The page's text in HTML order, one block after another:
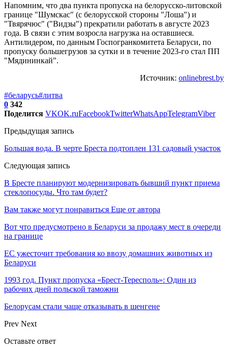
Напомним, что два пункта пропуска на белорусско-литовской
границе "Шумскас" (с белорусской стороны "Лоша") и
"Твярячюс" ("Видзы") прекратили работать в августе 2023
года. В связи с этим возросла нагрузка на оставшиеся.
Антилидером, по данным Госпогранкомитета Беларуси, по
пропуску большегрузов за сутки и в течение 2023-го стал ПП
"Мядининкай".
Источник: onlinebrest.by
#беларусь#литва
0 342
Поделится VKOK.ruFacebookTwitterWhatsAppTelegramViber
Предыдущая запись
Большая вода. В черте Бреста подтоплен 131 садовый участок
Следующая запись
В Бресте планируют модернизировать бывший пункт приема
стеклопосуды. Что там будет?
Вам также могут понравиться Еще от автора
Вот что предусмотрено в Беларуси за продажу мест в очереди
на границе
ЕС ужесточит требования ко ввозу домашних животных из
Беларуси
1993 год. Пункт пропуска «Брест-Тересполь»: Один из
рабочих дней польской таможни
Белорусам стали чаще отказывать в шенгене
Prev Next
Оставьте ответ